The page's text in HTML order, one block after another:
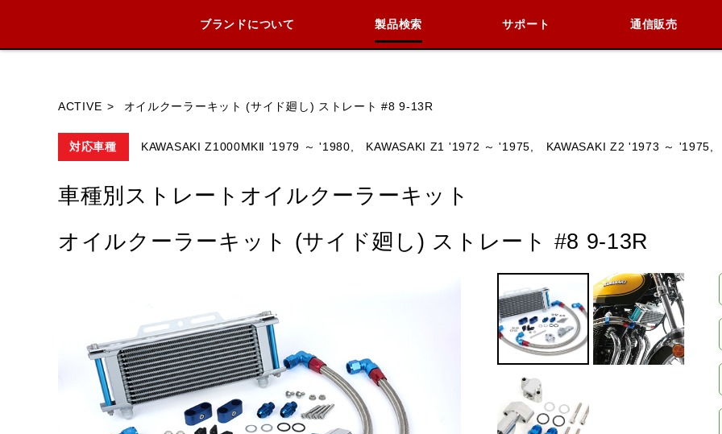
ブランドについて 製品検索 サポート 通信販売
ACTIVE オイルクーラーキット (サイド廻し) ストレート #8 9-13R
対応車種 KAWASAKI Z1000MKⅡ '1979 ～ '1980, KAWASAKI Z1 '1972 ～ '1975, KAWASAKI Z2 '1973 ～ '1975,
車種別ストレートオイルクーラーキット
オイルクーラーキット (サイド廻し) ストレート #8 9-13R